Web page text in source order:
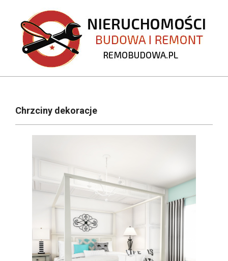
content
REMOBUDOWA.PL
NavigationChrzciny dekoracje